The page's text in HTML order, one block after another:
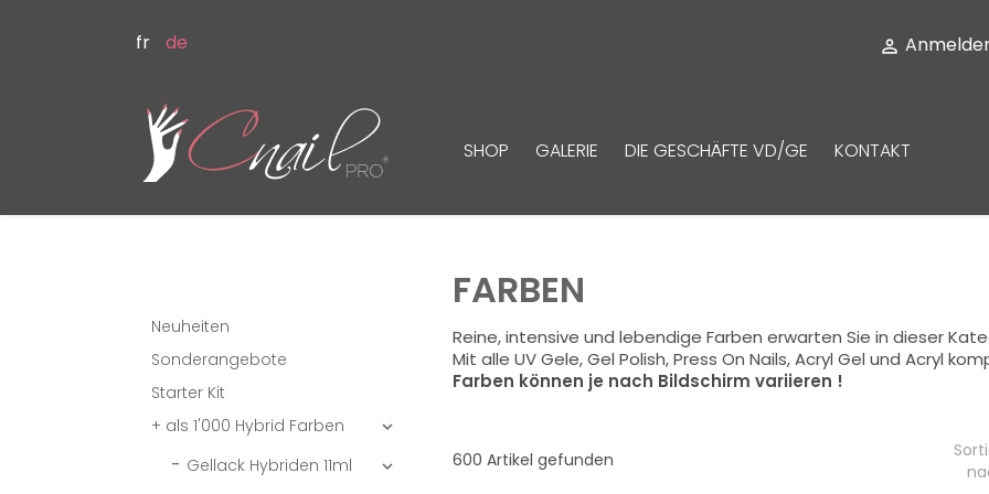
fr de 
SHOP GALERIE DIE GESCHÄFTE VD/GE KONTAKT
Neuheiten
Sonderangebote
Starter Kit
+ als 1'000 Hybrid Farben

Gellack Hybriden 11ml 
FARBEN
Reine, intensive und lebendige Farben erwarten Sie in dieser
Mit alle UV Gele, Gel Polish, Press On Nails, Acryl Gel und Acryl
Farben können je nach Bildschirm variieren !
600 Artikel gefunden